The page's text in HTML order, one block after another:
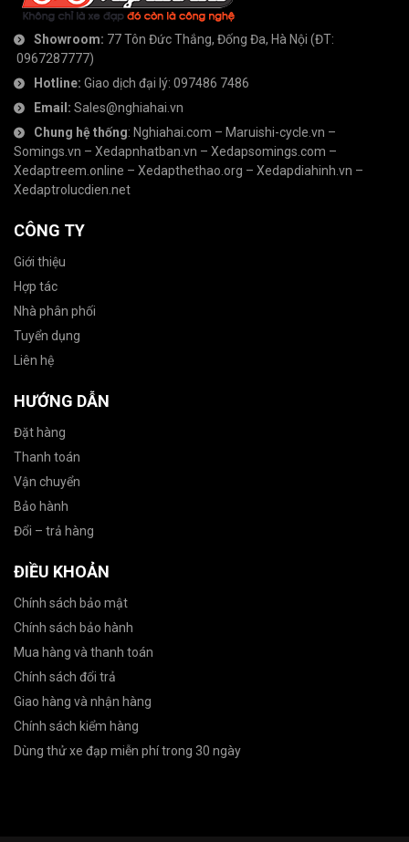
Showroom: 77 Tôn Đức Thắng, Đống Đa, Hà Nội (ĐT:
0967287777)
Hotline: Giao dịch đại lý: 097486 7486
Email: Sales@nghiahai.vn
Chung hệ thống: Nghiahai.com – Maruishi-cycle.vn –
Somings.vn – Xedapnhatban.vn – Xedapsomings.com –
Xedaptreem.online – Xedapthethao.org – Xedapdiahinh.vn –
Xedaptrolucdien.net
CÔNG TY
Giới thiệu
Hợp tác
Nhà phân phối
Tuyển dụng
Liên hệ
HƯỚNG DẪN
Đặt hàng
Thanh toán
Vận chuyển
Bảo hành
Đổi – trả hàng
ĐIỀU KHOẢN
Chính sách bảo mật
Chính sách bảo hành
Mua hàng và thanh toán
Chính sách đổi trả
Giao hàng và nhận hàng
Chính sách kiểm hàng
Dùng thử xe đạp miễn phí trong 30 ngày